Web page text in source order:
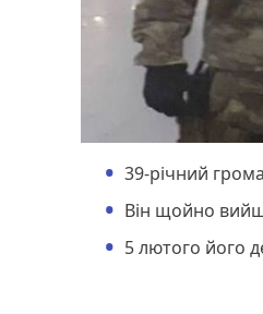
39-річний
Він щойно
5 лютого його